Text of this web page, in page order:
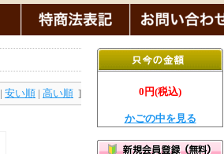
| 安い順 | 高い順 ] 0円(税込)
かごの中を見る